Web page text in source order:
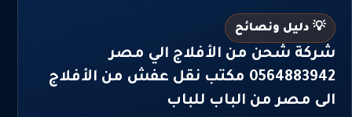
💡 دليل ونصائح
شركة شحن من الأفلاج الي مصر
0564883942 مكتب نقل عفش من الأفلاج
الى مصر من الباب للباب